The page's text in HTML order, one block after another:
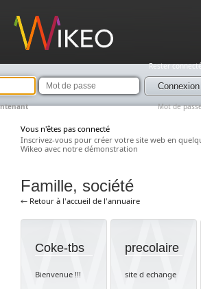
Rester
Mot
de
passe
Connexion
Mot de
Vous n'êtes pas connecté
Inscrivez-vous pour créer votre site web en
Wikeo avec notre démonstration
Famille, société
← Retour à l'accueil de l'annuaire
Coke-tbs
Bienvenue !!!
precolaire
site d echange